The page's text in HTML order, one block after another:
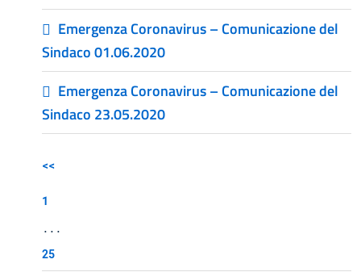
Emergenza Coronavirus – Comunicazione del
Sindaco 01.06.2020
Emergenza Coronavirus – Comunicazione del
Sindaco 23.05.2020
<<
1
...
25